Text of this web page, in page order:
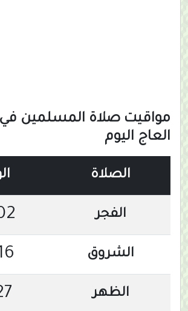
مواقيت صلاة المسلمين
العاج اليوم
الصلاة
الفجر
الشروق
الظهر